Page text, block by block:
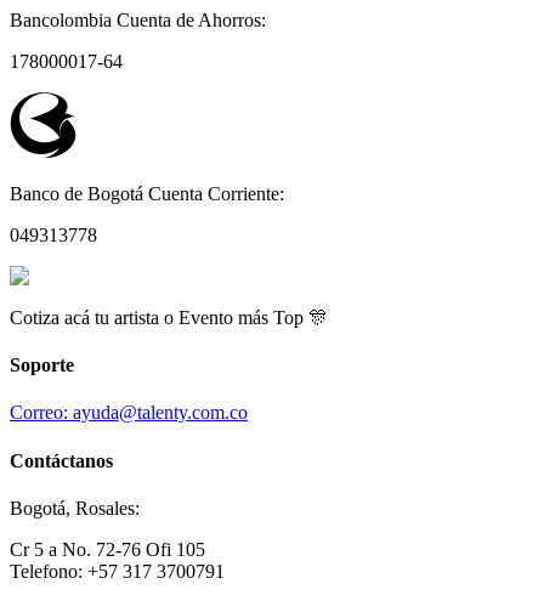
Bancolombia Cuenta de Ahorros:
178000017-64
Banco de Bogotá Cuenta Corriente:
049313778
Cotiza acá tu artista o Evento más Top 🎊
Soporte
Correo: ayuda@talenty.com.co
Contáctanos
Bogotá, Rosales:
Cr 5 a No. 72-76 Ofi 105
Telefono: +57 317 3700791